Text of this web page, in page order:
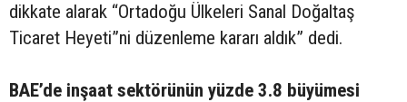
dikkate alarak “Ortadoğu Ülkeleri Sanal Doğaltaş
Ticaret Heyeti”ni düzenleme kararı aldık” dedi.
BAE’de inşaat sektörünün yüzde 3.8 büyümesi